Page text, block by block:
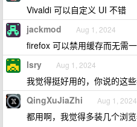
Vivaldi 可以自定义 UI 不错
jackmod Aug 1, 2024
firefox 可以禁用缓存而无需
lsry Aug 1, 2024
我觉得挺好用的，你说的这
QingXuJiaZhi Aug 1, 2024
都用啊，我觉得多装几个浏